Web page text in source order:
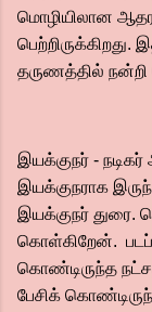
மொழியிலான
தருணத்தில் நன்றி
இயக்குநர் - நடிகர்
இயக்குநராக
இயக்குநர் துரை.
கொள்கிறேன்.
கொண்டிருந்த
பேசிக்